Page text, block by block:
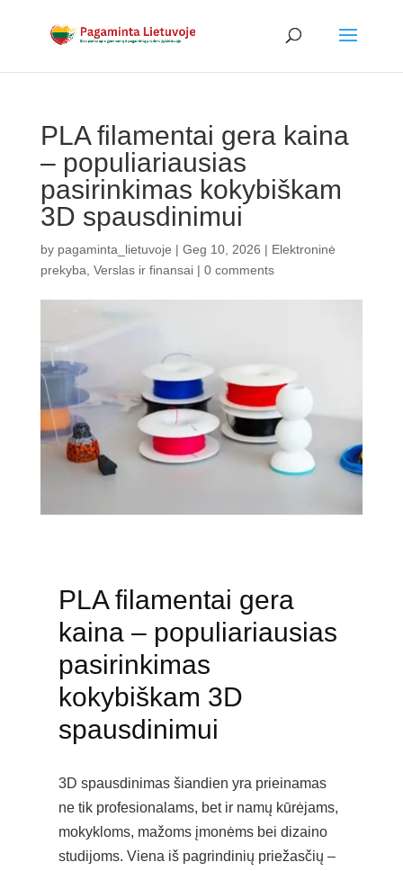
PLA filamentai gera kaina
– populiariausias
pasirinkimas kokybiškam
3D spausdinimui
by pagaminta_lietuvoje | Geg 10, 2026 | Elektroninė
prekyba Verslas ir finansai| 0 comments
PLA filamentai gera
kaina – populiariausias
pasirinkimas
kokybiškam 3D
spausdinimui
3D spausdinimas šiandien yra prieinamas
ne tik profesionalams, bet ir namų kūrėjams,
mokykloms, mažoms įmonėms bei dizaino
studijoms. Viena iš pagrindinių priežasčių –